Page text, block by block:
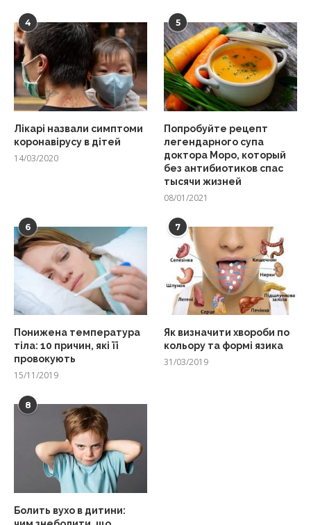
4
Лікарі назвали симптоми
коронавірусу в дітей
14/03/2020
5
Попробуйте рецепт
легендарного супа
доктора Моро, который
без антибиотиков спас
тысячи жизней
08/01/2021
6
Понижена температура
тіла: 10 причин, які її
провокують
15/11/2019
7
Як визначити хвороби по
кольору та формі язика
31/03/2019
8
Болить вухо в дитини: